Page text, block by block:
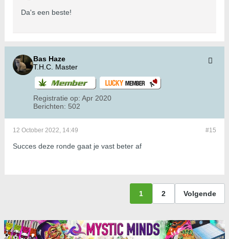
Da's een beste!
Bas Haze
T.H.C. Master
Registratie op: Apr 2020
Berichten: 502
#15
12 October 2022, 14:49
Succes deze ronde gaat je vast beter af
1 2 Volgende